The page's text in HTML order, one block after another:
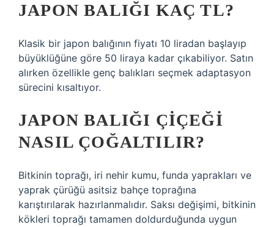
JAPON BALIĞI KAÇ TL?
Klasik bir japon balığının fiyatı 10 liradan başlayıp
büyüklüğüne göre 50 liraya kadar çıkabiliyor. Satın
alırken özellikle genç balıkları seçmek adaptasyon
sürecini kısaltıyor.
JAPON BALIĞI ÇIÇEĞI
NASIL ÇOĞALTILIR?
Bitkinin toprağı, iri nehir kumu, funda yaprakları ve
yaprak çürüğü asitsiz bahçe toprağına
karıştırılarak hazırlanmalıdır. Saksı değişimi, bitkinin
kökleri toprağı tamamen doldurduğunda uygun